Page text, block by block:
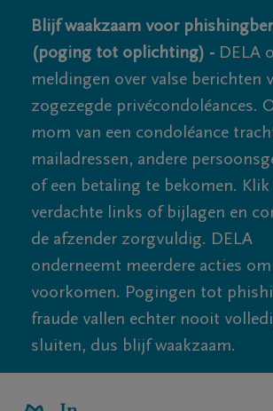
Blijf waakzaam voor
(poging tot oplichting) - DELA
meldingen over valse berichten
zogezegde privécondoléances.
mom van een condoléance
mailadressen, andere
of een betaling te bekomen.
verdachte links of bijlagen en
de afzender zorgvuldig. DELA
onderneemt meerdere acties
voorkomen. Pogingen tot
fraude vallen echter nooit
sluiten, dus blijf waakzaam.